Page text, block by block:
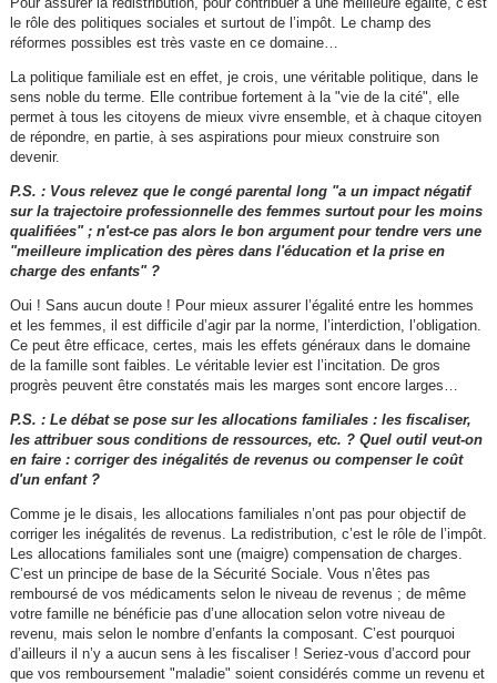
le rôle des politiques sociales et surtout de l’impôt. Le champ des
réformes possibles est très vaste en ce domaine…
La politique familiale est en effet, je crois, une véritable politique, dans le
sens noble du terme. Elle contribue fortement à la "vie de la cité", elle
permet à tous les citoyens de mieux vivre ensemble, et à chaque citoyen
de répondre, en partie, à ses aspirations pour mieux construire son
devenir.
P.S. : Vous relevez que le congé parental long "a un impact négatif
sur la trajectoire professionnelle des femmes surtout pour les moins
qualifiées" ; n'est-ce pas alors le bon argument pour tendre vers une
"meilleure implication des pères dans l'éducation et la prise en
charge des enfants" ?
Oui ! Sans aucun doute ! Pour mieux assurer l’égalité entre les hommes
et les femmes, il est difficile d’agir par la norme, l’interdiction, l’obligation.
Ce peut être efficace, certes, mais les effets généraux dans le domaine
de la famille sont faibles. Le véritable levier est l’incitation. De gros
progrès peuvent être constatés mais les marges sont encore larges…
P.S. : Le débat se pose sur les allocations familiales : les fiscaliser,
les attribuer sous conditions de ressources, etc. ? Quel outil veut-on
en faire : corriger des inégalités de revenus ou compenser le coût
d'un enfant ?
Comme je le disais, les allocations familiales n’ont pas pour objectif de
corriger les inégalités de revenus. La redistribution, c’est le rôle de l’impôt.
Les allocations familiales sont une (maigre) compensation de charges.
C’est un principe de base de la Sécurité Sociale. Vous n’êtes pas
remboursé de vos médicaments selon le niveau de revenus ; de même
votre famille ne bénéficie pas d’une allocation selon votre niveau de
revenu, mais selon le nombre d’enfants la composant. C’est pourquoi
d’ailleurs il n’y a aucun sens à les fiscaliser ! Seriez-vous d’accord pour
que vos remboursement "maladie" soient considérés comme un revenu et